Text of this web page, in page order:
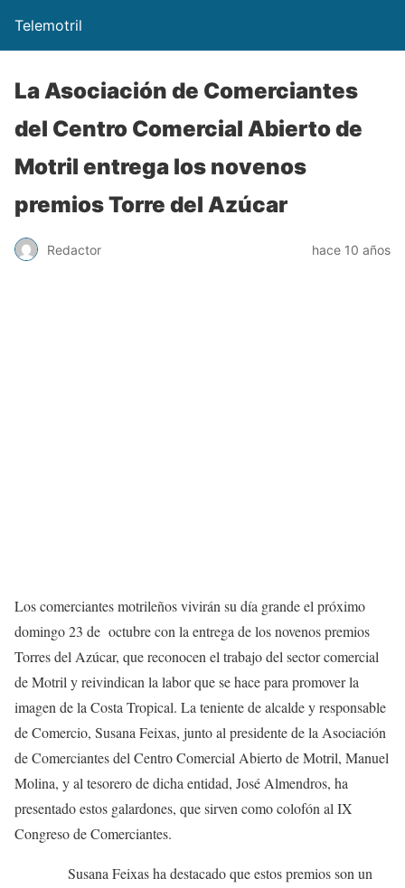
Telemotril
La Asociación de Comerciantes
del Centro Comercial Abierto de
Motril entrega los novenos
premios Torre del Azúcar
Redactor hace 10 años
Los comerciantes motrileños vivirán su día grande el próximo
domingo 23 de octubre con la entrega de los novenos premios
Torres del Azúcar, que reconocen el trabajo del sector comercial
de Motril y reivindican la labor que se hace para promover la
imagen de la Costa Tropical. La teniente de alcalde y responsable
de Comercio, Susana Feixas, junto al presidente de la Asociación
de Comerciantes del Centro Comercial Abierto de Motril, Manuel
Molina, y al tesorero de dicha entidad, José Almendros, ha
presentado estos galardones, que sirven como colofón al IX
Congreso de Comerciantes.
Susana Feixas ha destacado que estos premios son un